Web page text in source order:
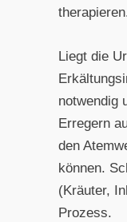
Liegt die
notwendig
Erregern
den
können.
(Kräuter,
Prozess.